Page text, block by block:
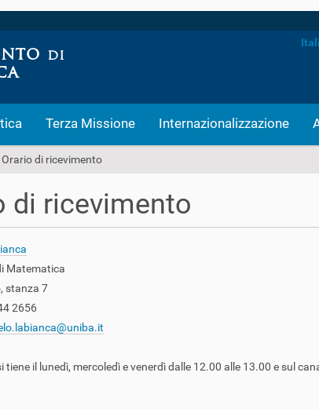
Terza Missione Internazionalizzazione
Orario di ricevimento
di ricevimento
Matematica
stanza 7
2656
tiene il lunedì, mercoledì e venerdì dalle 12.00 alle 13.00 e sul